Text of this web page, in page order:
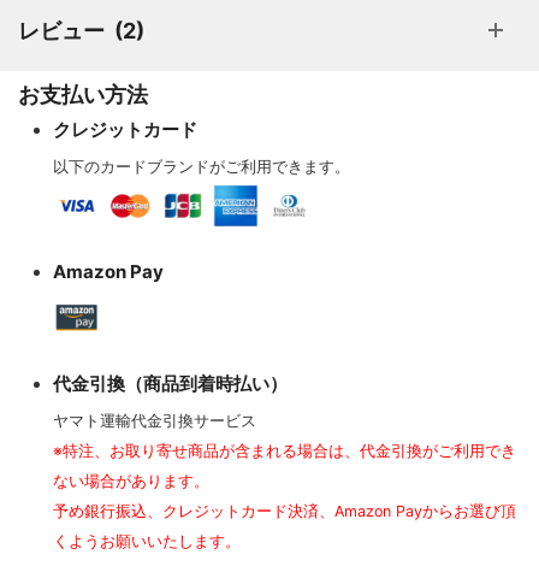
レビュー 2
お支払い方法
クレジットカード
以下のカードブランドがご利用できます。
Amazon Pay
代金引換（商品到着時払い）
ヤマト運輸代金引換サービス
※特注、お取り寄せ商品が含まれる場合は、代金引換がご利用でき
ない場合があります。
予め銀行振込、クレジットカード決済、Amazon Payからお選び頂
くようお願いいたします。